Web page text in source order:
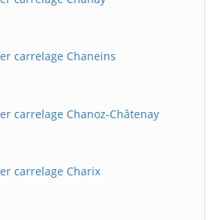
carrelage Chaneins
carrelage Chanoz-Châtenay
carrelage Charix